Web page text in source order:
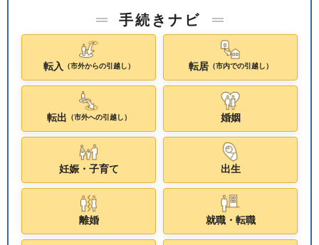
手続きナビ
転入 （市外からの引越し） 転居（市内での引越し）
転出 （市外への引越し） 婚姻
妊娠・子育て 出生
離婚 就職・転職